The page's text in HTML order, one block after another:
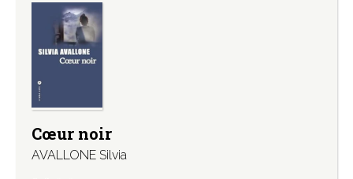
Cœur noir
AVALLONE Silvia